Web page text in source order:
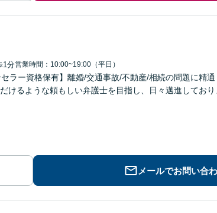
1分営業時間：10:00~19:00（平日）
ラー資格保有】離婚/交通事故/不動産/相続の問題に精
けるような頼もしい弁護士を目指し、日々邁進しており
メールでお問い合